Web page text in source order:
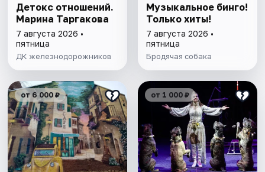
Детокс отношений.
Марина Таргакова
7 августа 2026 •
пятница
ДК железнодорожников
Музыкальное бинго!
Только хиты!
7 августа 2026 •
пятница
Бродячая собака
от 6 000 ₽ от 1 000 ₽